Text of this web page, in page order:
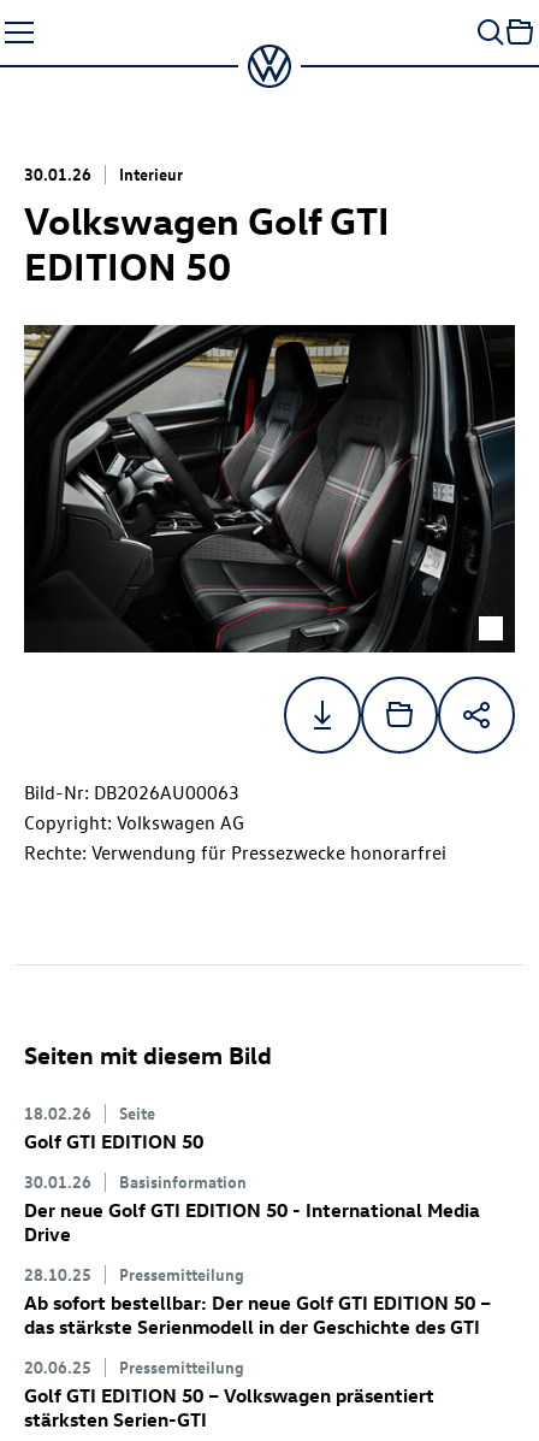
Seiteninhalt
springen
30.01.26 Interieur
Volkswagen Golf GTI
EDITION 50
Bild-Nr: DB2026AU00063
Copyright: Volkswagen AG
Rechte: Verwendung für Pressezwecke honorarfrei
Seiten mit diesem Bild
18.02.26 Seite
Golf GTI EDITION 50
30.01.26 Basisinformation
Der neue Golf GTI EDITION 50 - International Media
Drive
28.10.25 Pressemitteilung
Ab sofort bestellbar: Der neue Golf GTI EDITION 50 –
das stärkste Serienmodell in der Geschichte des GTI
20.06.25 Pressemitteilung
Golf GTI EDITION 50 – Volkswagen präsentiert
stärksten Serien-GTI